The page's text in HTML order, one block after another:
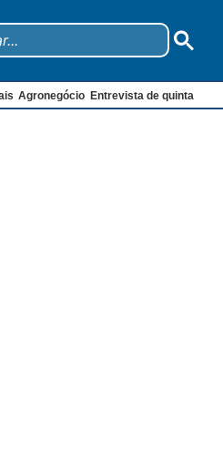
Agronegócio Entrevista de quinta